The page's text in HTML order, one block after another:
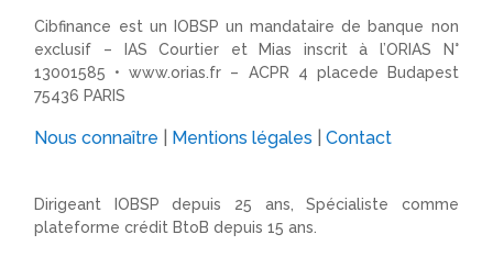
Cibfinance est un IOBSP un mandataire de banque non
exclusif – IAS Courtier et Mias inscrit à l’ORIAS N°
13001585 •www.orias.fr – ACPR 4 placede Budapest
75436 PARIS
Nous connaître Mentions légales |Contact
Dirigeant IOBSP depuis 25 ans, Spécialiste comme
plateforme crédit BtoB depuis 15 ans.